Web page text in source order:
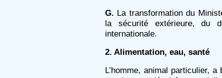
G. La transformation du
la sécurité extérieure, du
internationale.
2. Alimentation, eau, santé
L’homme, animal particulier,